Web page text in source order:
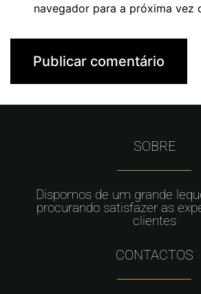
navegador para a próxima vez
SOBRE
Dispomos de um grande
procurando satisfazer as
clientes
CONTACTOS